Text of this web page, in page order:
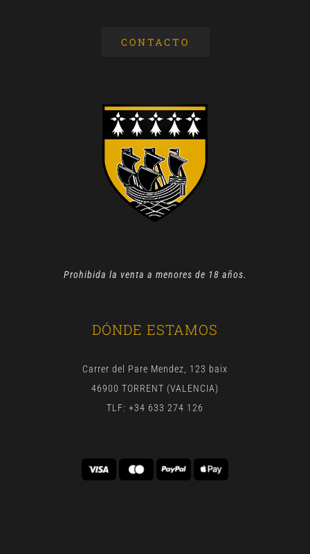
CONTACTO
Prohibida la venta a menores de 18 años.
DÓNDE ESTAMOS
Carrer del Pare Mendez, 123 baix
46900 TORRENT (VALENCIA)
TLF: +34 633 274 126